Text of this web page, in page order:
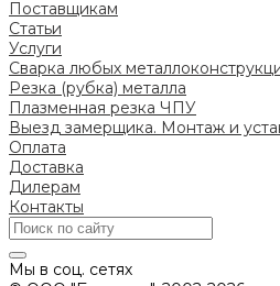
Поставщикам
Статьи
Услуги
Сварка любых
Резка (рубка) металла
Плазменная резка ЧПУ
Выезд замерщика. Монтаж и
Оплата
Доставка
Дилерам
Контакты
Мы в соц. сетях